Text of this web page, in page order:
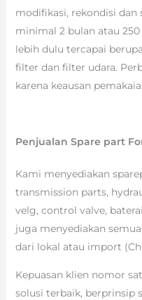
modifikasi, rekondisi dan
minimal 2 bulan atau
lebih dulu tercapai
filter dan filter udara.
karena keausan
Penjualan Spare part
Kami menyediakan
transmission parts,
velg, control valve,
juga menyediakan
dari lokal atau import
Kepuasan klien nomor
solusi terbaik, berprinsip